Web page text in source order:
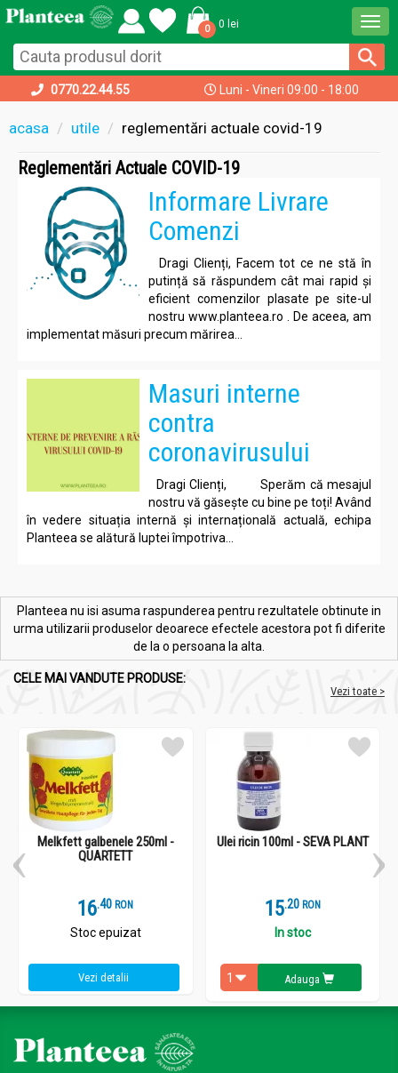
0 0 lei
0770.22.44.55 Luni - Vineri 09:00 - 18:00
acasa utile reglementări actuale covid-19
Reglementări Actuale COVID-19
Informare Livrare
Comenzi
Dragi Clienți, Facem tot ce ne stă în
putință să răspundem cât mai rapid și
eficient comenzilor plasate pe site-ul
nostru www.planteea.ro . De aceea, am
implementat măsuri precum mărirea...
Masuri interne
contra
coronavirusului
Dragi Clienți, Sperăm că mesajul
nostru vă găsește cu bine pe toți! Având
în vedere situația internă și internațională actuală, echipa
Planteea se alătură luptei împotriva...
Planteea nu isi asuma raspunderea pentru rezultatele obtinute in
urma utilizarii produselor deoarece efectele acestora pot fi diferite
de la o persoana la alta.
CELE MAI VANDUTE PRODUSE:
Vezi toate >
Melkfett galbenele 250ml -
QUARTETT
16.4 RON
Stoc epuizat
Vezi detalii
Ulei ricin 100ml - SEVA PLANT
15.2 RON
In stoc
Adauga